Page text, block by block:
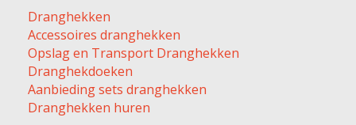
Dranghekken
Accessoires dranghekken
Opslag en Transport Dranghekken
Dranghekdoeken
Aanbieding sets dranghekken
Dranghekken huren